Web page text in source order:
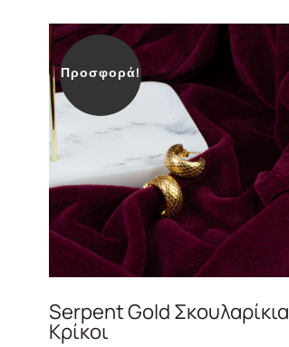
Προσφορά!
Serpent Gold Σκουλαρίκια
Κρίκοι